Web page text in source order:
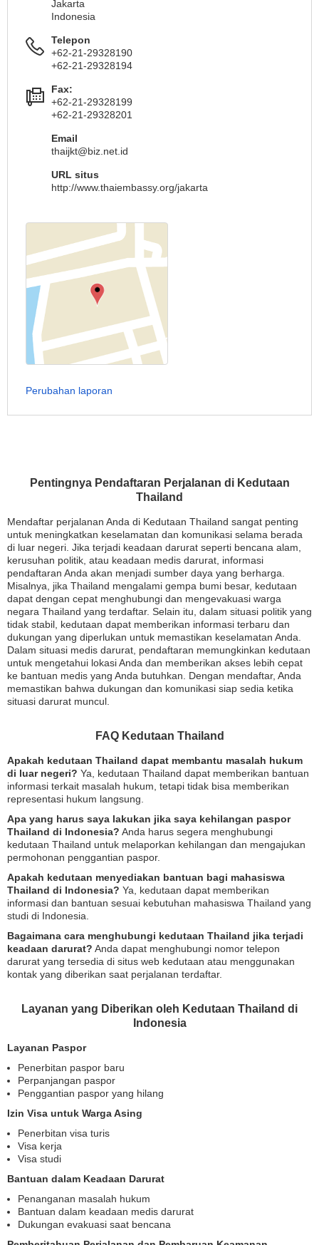
Pentingnya Pendaftaran Perjalanan di Kedutaan
Thailand
Mendaftar perjalanan Anda di Kedutaan Thailand sangat penting
untuk meningkatkan keselamatan dan komunikasi selama berada
di luar negeri. Jika terjadi keadaan darurat seperti bencana alam,
kerusuhan politik, atau keadaan medis darurat, informasi
pendaftaran Anda akan menjadi sumber daya yang berharga.
Misalnya, jika Thailand mengalami gempa bumi besar, kedutaan
dapat dengan cepat menghubungi dan mengevakuasi warga
negara Thailand yang terdaftar. Selain itu, dalam situasi politik yang
tidak stabil, kedutaan dapat memberikan informasi terbaru dan
dukungan yang diperlukan untuk memastikan keselamatan Anda.
Dalam situasi medis darurat, pendaftaran memungkinkan kedutaan
untuk mengetahui lokasi Anda dan memberikan akses lebih cepat
ke bantuan medis yang Anda butuhkan. Dengan mendaftar, Anda
memastikan bahwa dukungan dan komunikasi siap sedia ketika
situasi darurat muncul.
FAQ Kedutaan Thailand
Apakah kedutaan Thailand dapat membantu masalah hukum
di luar negeri? Ya, kedutaan Thailand dapat memberikan bantuan
informasi terkait masalah hukum, tetapi tidak bisa memberikan
representasi hukum langsung.
Apa yang harus saya lakukan jika saya kehilangan paspor
Thailand di Indonesia? Anda harus segera menghubungi
kedutaan Thailand untuk melaporkan kehilangan dan mengajukan
permohonan penggantian paspor.
Apakah kedutaan menyediakan bantuan bagi mahasiswa
Thailand di Indonesia? Ya, kedutaan dapat memberikan
informasi dan bantuan sesuai kebutuhan mahasiswa Thailand yang
studi di Indonesia.
Bagaimana cara menghubungi kedutaan Thailand jika terjadi
keadaan darurat? Anda dapat menghubungi nomor telepon
darurat yang tersedia di situs web kedutaan atau menggunakan
kontak yang diberikan saat perjalanan terdaftar.
Layanan yang Diberikan oleh Kedutaan Thailand di
Indonesia
Layanan Paspor
Penerbitan paspor baru
Perpanjangan paspor
Penggantian paspor yang hilang
Izin Visa untuk Warga Asing
Penerbitan visa turis
Visa kerja
Visa studi
Bantuan dalam Keadaan Darurat
Penanganan masalah hukum
Bantuan dalam keadaan medis darurat
Dukungan evakuasi saat bencana
Jakarta
Indonesia
Telepon
+62-21-29328190
+62-21-29328194
Fax:
+62-21-29328199
+62-21-29328201
Email
thaijkt@biz.net.id
URL situs
http://www.thaiembassy.org/jakarta
Perubahan laporan